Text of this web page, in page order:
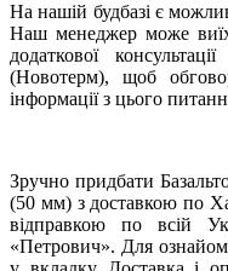
На нашій будбазі є
Наш менеджер може
додаткової
(Новотерм), щоб
інформації з цього
Зручно придбати
(50 мм) з доставкою по
відправкою по всій
«Петрович». Для